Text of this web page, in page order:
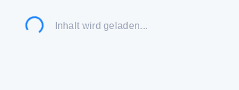
Inhalt wird geladen...